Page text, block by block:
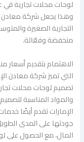
لوحات محلات تجارية في
وهذا يجعل شركة معادن
التجارية الصغيرة
منخفضة وفعّالة.
الاهتمام بتقديم أسعار
التي تميز شركة معادن
تصميم لوحات محلات
والمواد المناسبة
الإمارات تقدم أيضًا
جودتها على المدى
المال، مع الحصول على